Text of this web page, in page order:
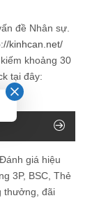
đề Nhân sự
kinhcan.net/
khoảng 30
tại đây:
giá hiệu
3P, BSC, Thẻ
thưởng, đãi